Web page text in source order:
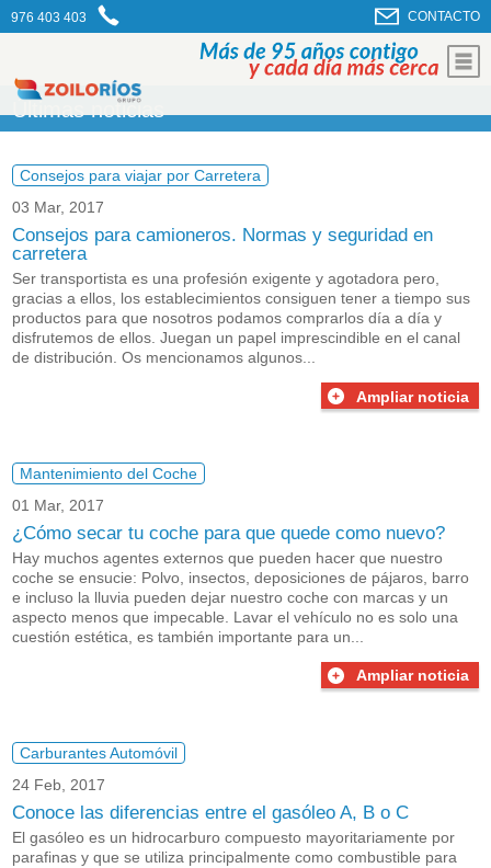
976 403 403 CONTACTO
Últimas noticias
Consejos para viajar por Carretera
03 Mar, 2017
Consejos para camioneros. Normas y seguridad en
carretera
Ser transportista es una profesión exigente y agotadora pero,
gracias a ellos, los establecimientos consiguen tener a tiempo sus
productos para que nosotros podamos comprarlos día a día y
disfrutemos de ellos. Juegan un papel imprescindible en el canal
de distribución. Os mencionamos algunos...
Ampliar noticia
Mantenimiento del Coche
01 Mar, 2017
¿Cómo secar tu coche para que quede como nuevo?
Hay muchos agentes externos que pueden hacer que nuestro
coche se ensucie: Polvo, insectos, deposiciones de pájaros, barro
e incluso la lluvia pueden dejar nuestro coche con marcas y un
aspecto menos que impecable. Lavar el vehículo no es solo una
cuestión estética, es también importante para un...
Ampliar noticia
Carburantes Automóvil
24 Feb, 2017
Conoce las diferencias entre el gasóleo A, B o C
El gasóleo es un hidrocarburo compuesto mayoritariamente por
parafinas y que se utiliza principalmente como combustible para